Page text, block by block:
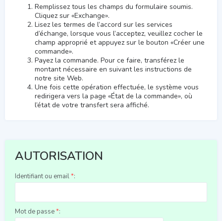
Remplissez tous les champs du formulaire soumis.
Cliquez sur «Exchange».
Lisez les termes de l’accord sur les services
d’échange, lorsque vous l’acceptez, veuillez cocher le
champ approprié et appuyez sur le bouton «Créer une
commande».
Payez la commande. Pour ce faire, transférez le
montant nécessaire en suivant les instructions de
notre site Web.
Une fois cette opération effectuée, le système vous
redirigera vers la page «État de la commande», où
l’état de votre transfert sera affiché.
AUTORISATION
Identifiant ou email*:
Mot de passe*: